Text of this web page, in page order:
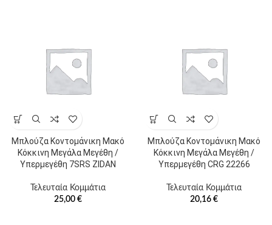
Μπλούζα Κοντομάνικη Μακό
Κόκκινη Μεγάλα Μεγέθη /
Υπερμεγέθη 7SRS ZIDAN
Τελευταία Κομμάτια
25,00 €
Μπλούζα Κοντομάνικη Μακό
Κόκκινη Μεγάλα Μεγέθη /
Υπερμεγέθη CRG 22266
Τελευταία Κομμάτια
20,16 €